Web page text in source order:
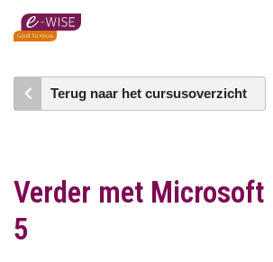
Skip
content
Terug naar het cursusoverzicht
Verder met Microsoft
5